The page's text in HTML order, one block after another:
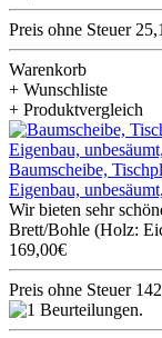
Preis ohne Steuer
Warenkorb
+ Wunschliste
+ Produktvergleich
Baumscheibe,
Eigenbau,
Wir bieten sehr
Brett/Bohle (Holz:
169,00€
Preis ohne Steuer